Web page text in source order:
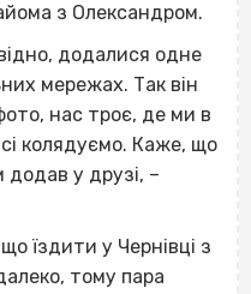
з Олександром.
додалися одне
мережах. Так він
нас троє, де ми в
колядуємо. Каже, що
додав у друзі, –
їздити у Чернівці з
тому пара